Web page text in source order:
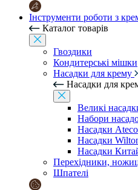
Інструменти роботи з
Каталог товарів
Гвоздики
Кондитерські мішки
Насадки для крему
Насадки для
Великі
Набори
Насадки Ateco
Насадки
Насадки
Перехідники,
Шпателі